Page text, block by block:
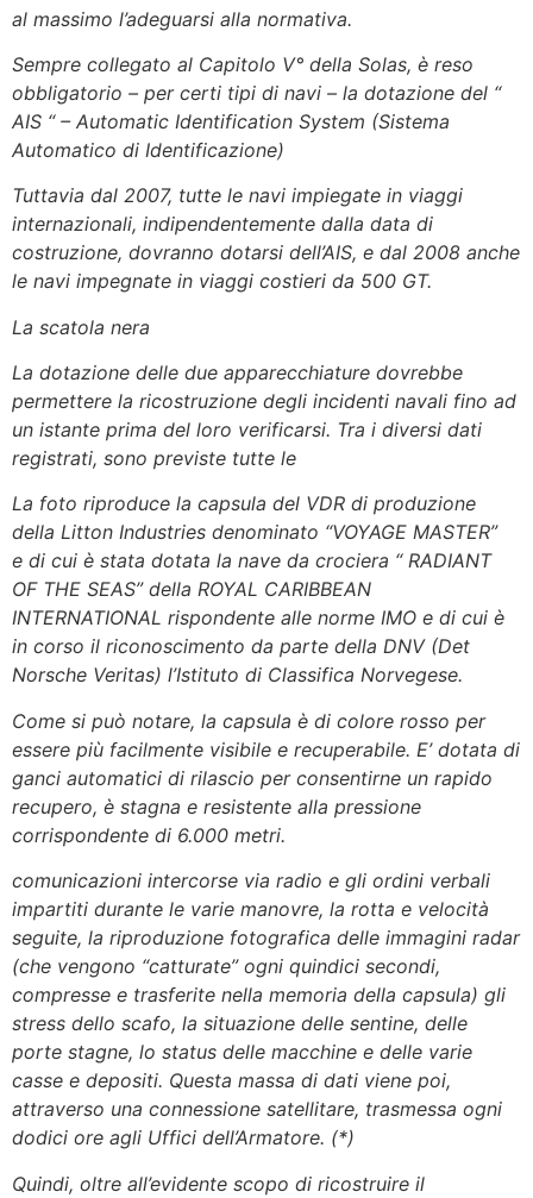
al massimo l’adeguarsi alla normativa.
Sempre collegato al Capitolo V° della Solas, è reso
obbligatorio – per certi tipi di navi – la dotazione del “
AIS “ – Automatic Identification System (Sistema
Automatico di Identificazione)
Tuttavia dal 2007, tutte le navi impiegate in viaggi
internazionali, indipendentemente dalla data di
costruzione, dovranno dotarsi dell’AIS, e dal 2008 anche
le navi impegnate in viaggi costieri da 500 GT.
La scatola nera
La dotazione delle due apparecchiature dovrebbe
permettere la ricostruzione degli incidenti navali fino ad
un istante prima del loro verificarsi. Tra i diversi dati
registrati, sono previste tutte le
La foto riproduce la capsula del VDR di produzione
della Litton Industries denominato “VOYAGE MASTER”
e di cui è stata dotata la nave da crociera “ RADIANT
OF THE SEAS” della ROYAL CARIBBEAN
INTERNATIONAL rispondente alle norme IMO e di cui è
in corso il riconoscimento da parte della DNV (Det
Norsche Veritas) l’Istituto di Classifica Norvegese.
Come si può notare, la capsula è di colore rosso per
essere più facilmente visibile e recuperabile. E’ dotata di
ganci automatici di rilascio per consentirne un rapido
recupero, è stagna e resistente alla pressione
corrispondente di 6.000 metri.
comunicazioni intercorse via radio e gli ordini verbali
impartiti durante le varie manovre, la rotta e velocità
seguite, la riproduzione fotografica delle immagini radar
(che vengono “catturate” ogni quindici secondi,
compresse e trasferite nella memoria della capsula) gli
stress dello scafo, la situazione delle sentine, delle
porte stagne, lo status delle macchine e delle varie
casse e depositi. Questa massa di dati viene poi,
attraverso una connessione satellitare, trasmessa ogni
dodici ore agli Uffici dell’Armatore. (*)
Quindi, oltre all’evidente scopo di ricostruire il